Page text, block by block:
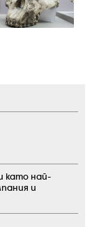
като най-
и